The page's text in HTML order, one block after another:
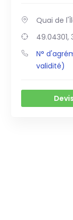
Quai de
49.04301,
N°
validité)